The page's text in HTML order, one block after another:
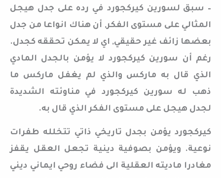
– سبق لسورين كيركجورد في رده على جدل هيجل
المثالي على مستوى الفكر, أن هناك انواعا من جدل
بعضها زائف غير حقيقي, اي لا يمكن تحققه كجدل.
رغم أن سورين كيركجورد لا يؤمن بالجدل المادي
الذي قال به ماركس والذي لم يغفل ماركس ما
ذهب له سورين كيركجورد في مناوئته الشديدة
لجدل هيجل على مستوى الفكر الذي قال به.
كيركجورد يؤمن بجدل تاريخي ذاتي تتخلله طفرات
نوعية. ويؤمن بصوفية دينية تجعل العقل يقفز
مغادرا ماديته العقلية الى فضاء روحي ايماني ديني